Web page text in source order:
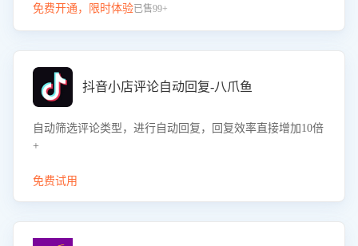
免费开通，限时体验已售99+
抖音小店评论自动回复-八爪鱼
自动筛选评论类型，进行自动回复，回复效率直接增加10倍
+
免费试用